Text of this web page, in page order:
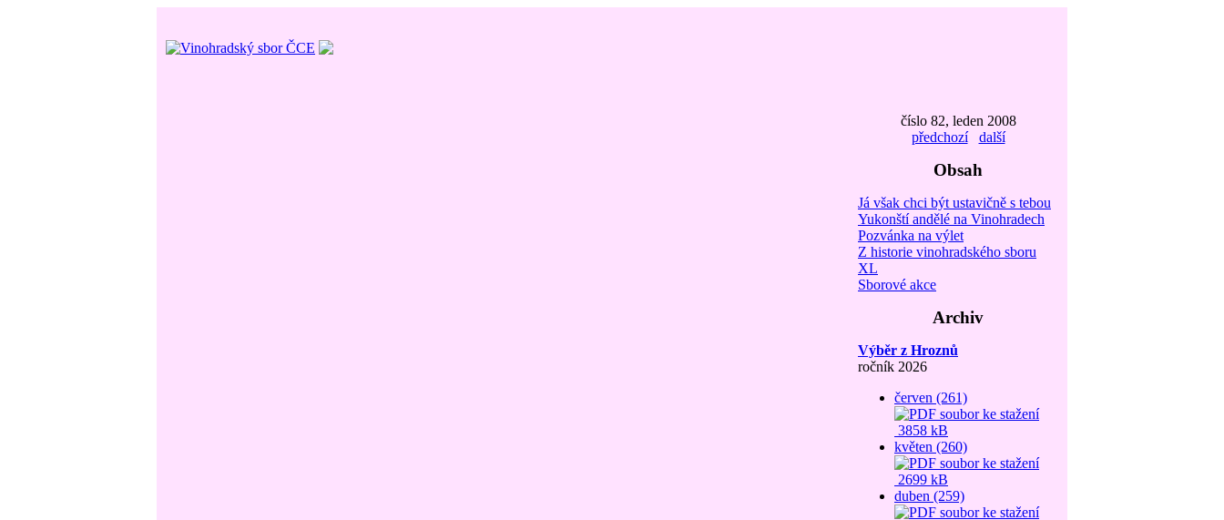
číslo 82, leden 2008
předchozí
další
Obsah
Já však chci být ustavičně s tebou
Yukonští andělé na Vinohradech
Pozvánka na výlet
Z historie vinohradského sboru
XL
Sborové akce
Archiv
Výběr z Hroznů
ročník 2026
červen (261)
3858 kB
květen (260)
2699 kB
duben (259)